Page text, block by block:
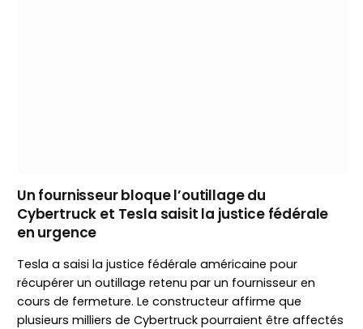
Un fournisseur bloque l’outillage du
Cybertruck et Tesla saisit la justice fédérale
en urgence
Tesla a saisi la justice fédérale américaine pour
récupérer un outillage retenu par un fournisseur en
cours de fermeture. Le constructeur affirme que
plusieurs milliers de Cybertruck pourraient être affectés